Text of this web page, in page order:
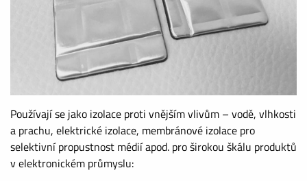
Používají se jako izolace proti vnějším vlivům – vodě, vlhkosti
a prachu, elektrické izolace, membránové izolace pro
selektivní propustnost médií apod. pro širokou škálu produktů
v elektronickém průmyslu: